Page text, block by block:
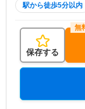
駅から徒歩5分以内
保存する